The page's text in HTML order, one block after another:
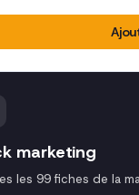
marketing
les 99 fiches de la